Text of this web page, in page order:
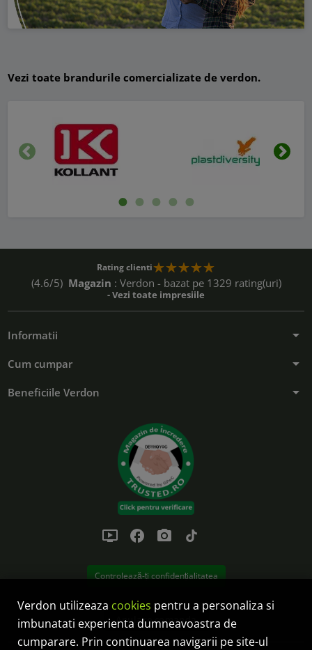
Vezi toate brandurile comercializate de verdon.
Inapoi
Rating clienti
(4.6/5) Magazin : Verdon - bazat pe 1329 rating(uri)
- Vezi toate impresiile
Informatii arrow_drop_down
Cum cumpar arrow_drop_down
Beneficiile Verdon arrow_drop_down
ondemand_video facebook photo_camera tiktok
Controlează-ți confidențialitatea
Anulare comanda
Verdon utilizeaza cookies pentru a personaliza si
imbunatati experienta dumneavoastra de
cumparare. Prin continuarea navigarii pe site-ul